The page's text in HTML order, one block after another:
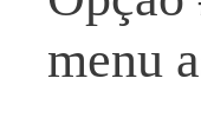
menu